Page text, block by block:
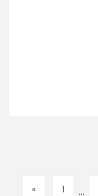
« 1 …